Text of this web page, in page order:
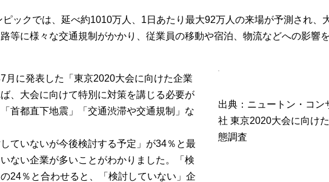
ックでは、延べ約1010万人、1日あたり最大92万人の来場が予測され、
等に様々な交通規制がかかり、従業員の移動や宿泊、物流などへの影響
月に発表した「東京2020大会に向けた企業
、大会に向けて特別に対策を講じる必要が
首都直下地震」「交通渋滞や交通規制」な
ていないが今後検討する予定」が34％と最
ない企業が多いことがわかりました。「検
24％と合わせると、「検討していない」企
出典：ニュートン・コン
社 東京2020大会に向け
態調査